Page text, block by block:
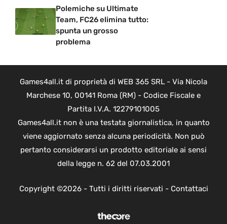
Polemiche su Ultimate
Team, FC26 elimina tutto:
spunta un grosso
problema
Games4all.it di proprietà di WEB 365 SRL - Via Nicola
Marchese 10, 00141 Roma (RM) - Codice Fiscale e
Partita I.V.A. 12279101005
Games4all.it non è una testata giornalistica, in quanto
viene aggiornato senza alcuna periodicità. Non può
pertanto considerarsi un prodotto editoriale ai sensi
della legge n. 62 del 07.03.2001
Copyright ©2026 - Tutti i diritti riservati - Contattaci